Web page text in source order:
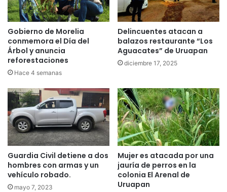
Gobierno de Morelia
conmemora el Día del
Árbol y anuncia
reforestaciones
Hace 4 semanas
Delincuentes atacan a
balazos restaurante “Los
Aguacates” de Uruapan
diciembre 17, 2025
Guardia Civil detiene a dos
hombres con armas y un
vehículo robado.
mayo 7, 2023
Mujer es atacada por una
jauría de perros en la
colonia El Arenal de
Uruapan